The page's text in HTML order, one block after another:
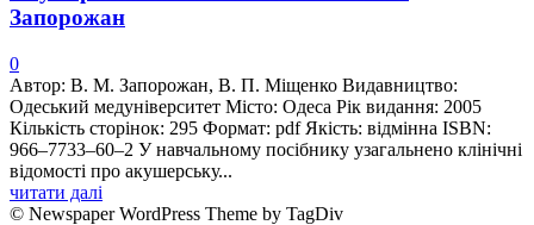
Запорожан
0
Автор: В. М. Запорожан, В. П. Міщенко Видавництво:
Одеський медуніверситет Місто: Одеса Рік видання: 2005
Кількість сторінок: 295 Формат: pdf Якість: відмінна ISBN:
966–7733–60–2 У навчальному посiбнику узагальнено клiнiчнi
вiдомостi про акушерську...
читати далі
© Newspaper WordPress Theme by TagDiv